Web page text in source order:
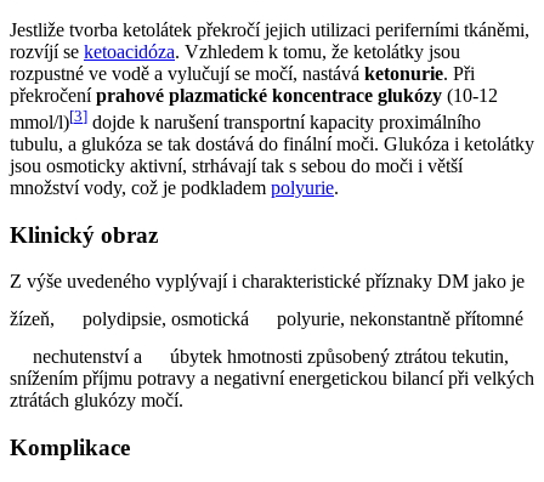
Jestliže tvorba ketolátek překročí jejich utilizaci periferními tkáněmi,
rozvíjí se ketoacidóza. Vzhledem k tomu, že ketolátky jsou
rozpustné ve vodě a vylučují se močí, nastává ketonurie. Při
překročeníprahové plazmatické koncentrace glukózy (10-12
mmol/l)[3] dojde k narušení transportní kapacity proximálního
tubulu, a glukóza se tak dostává do finální moči. Glukóza i ketolátky
jsou osmoticky aktivní, strhávají tak s sebou do moči i větší
množství vody, což je podkladem polyurie.
Klinický obraz
Z výše uvedeného vyplývají i charakteristické příznaky DM jako je
žízeň,
polydipsie, osmotická
polyurie, nekonstantně přítomné
nechutenství a
úbytek hmotnosti způsobený ztrátou tekutin,
snížením příjmu potravy a negativní energetickou bilancí při velkých
ztrátách glukózy močí.
Komplikace